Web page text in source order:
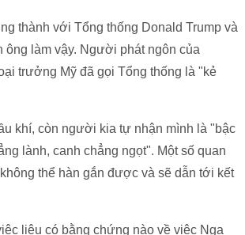
thành với Tổng thống Donald Trump và
ông làm vậy. Người phát ngôn của
trưởng Mỹ đã gọi Tổng thống là "kẻ
khí, còn người kia tự nhận mình là "bậc
lành, canh chẳng ngọt". Một số quan
thể hàn gắn được và sẽ dẫn tới kết
liệu có bằng chứng nào về việc Nga